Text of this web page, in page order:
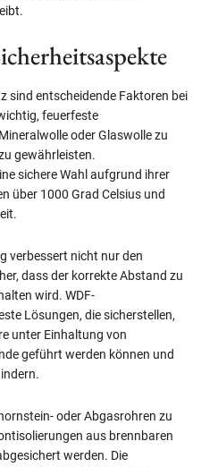
sind entscheidende Faktoren bei
feuerfeste
oder Glaswolle zu
gewährleisten.
sichere Wahl aufgrund ihrer
über 1000 Grad Celsius und
verbessert nicht nur den
dass der korrekte Abstand zu
wird. WDF-
Lösungen, die sicherstellen,
unter Einhaltung von
geführt werden können und
oder Abgasrohren zu
aus brennbaren
werden. Die